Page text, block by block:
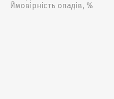
Ймовірність опадів, %